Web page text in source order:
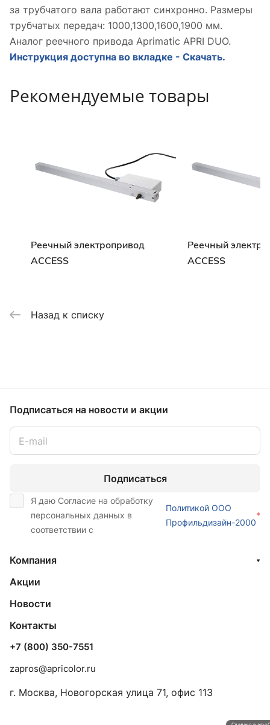
за трубчатого вала работают синхронно. Размеры
трубчатых передач: 1000,1300,1600,1900 мм.
Аналог реечного привода Aprimatic APRI DUO.
Инструкция доступна во вкладке - Скачать.
Рекомендуемые товары
Реечный электропривод
ACCESS
Реечный
ACCESS
Назад к списку
Подписаться на новости и акции
Подписаться
Я даю Согласие на обработку
персональных данных в
соответствии с
Политикой ООО
Профильдизайн-2000
*
Компания
Акции
Новости
Контакты
+7 (800) 350-7551
zapros@apricolor.ru
г. Москва, Новогорская улица 71, офис 113